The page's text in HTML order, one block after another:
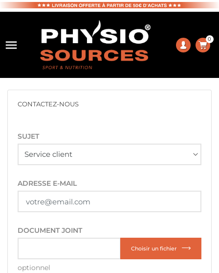
 0
CONTACTEZ-NOUS
SUJET
ADRESSE E-MAIL
DOCUMENT JOINT
Choisir un fichier
optionnel